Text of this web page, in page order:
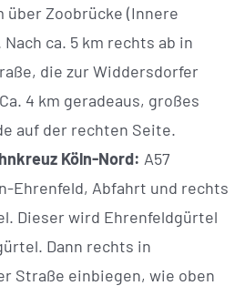
über Zoobrücke (Innere
ca. 5 km rechts ab in
die zur Widdersdorfer
4 km geradeaus, großes
auf der rechten Seite.
Köln-Nord: A57
Ehrenfeld, Abfahrt und rechts
Dieser wird Ehrenfeldgürtel
Dann rechts in
Straße einbiegen, wie oben